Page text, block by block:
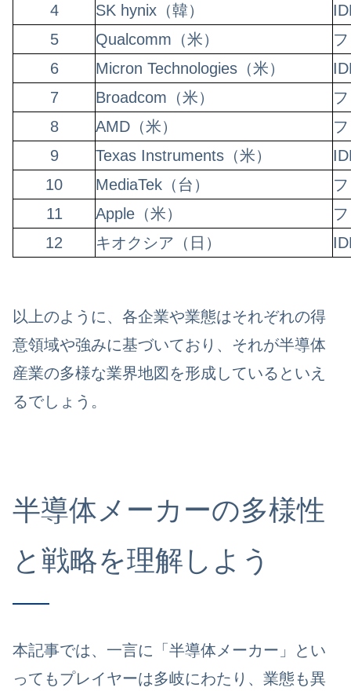
4 SK hynix（韓）
5
Qualcomm（米）
6
Micron Technologies（米）
7
Broadcom（米）
8
AMD（米）
9
Texas Instruments（米）
10
MediaTek（台）
11
Apple（米）
12
キオクシア（日）
以上のように、各企業や業態はそれぞれの得
意領域や強みに基づいており、それが半導体
産業の多様な業界地図を形成しているといえ
るでしょう。
半導体メーカーの多様性
と戦略を理解しよう
本記事では、一言に「半導体メーカー」とい
ってもプレイヤーは多岐にわたり、業態も異